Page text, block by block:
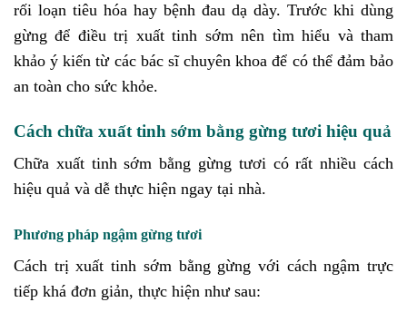
rối loạn tiêu hóa hay bệnh đau dạ dày. Trước khi dùng
gừng để điều trị xuất tinh sớm nên tìm hiểu và tham
khảo ý kiến từ các bác sĩ chuyên khoa để có thể đảm bảo
an toàn cho sức khỏe.
Cách chữa xuất tinh sớm bằng gừng tươi hiệu quả
Chữa xuất tinh sớm bằng gừng tươi có rất nhiều cách
hiệu quả và dễ thực hiện ngay tại nhà.
Phương pháp ngậm gừng tươi
Cách trị xuất tinh sớm bằng gừng với cách ngậm trực
tiếp khá đơn giản, thực hiện như sau: